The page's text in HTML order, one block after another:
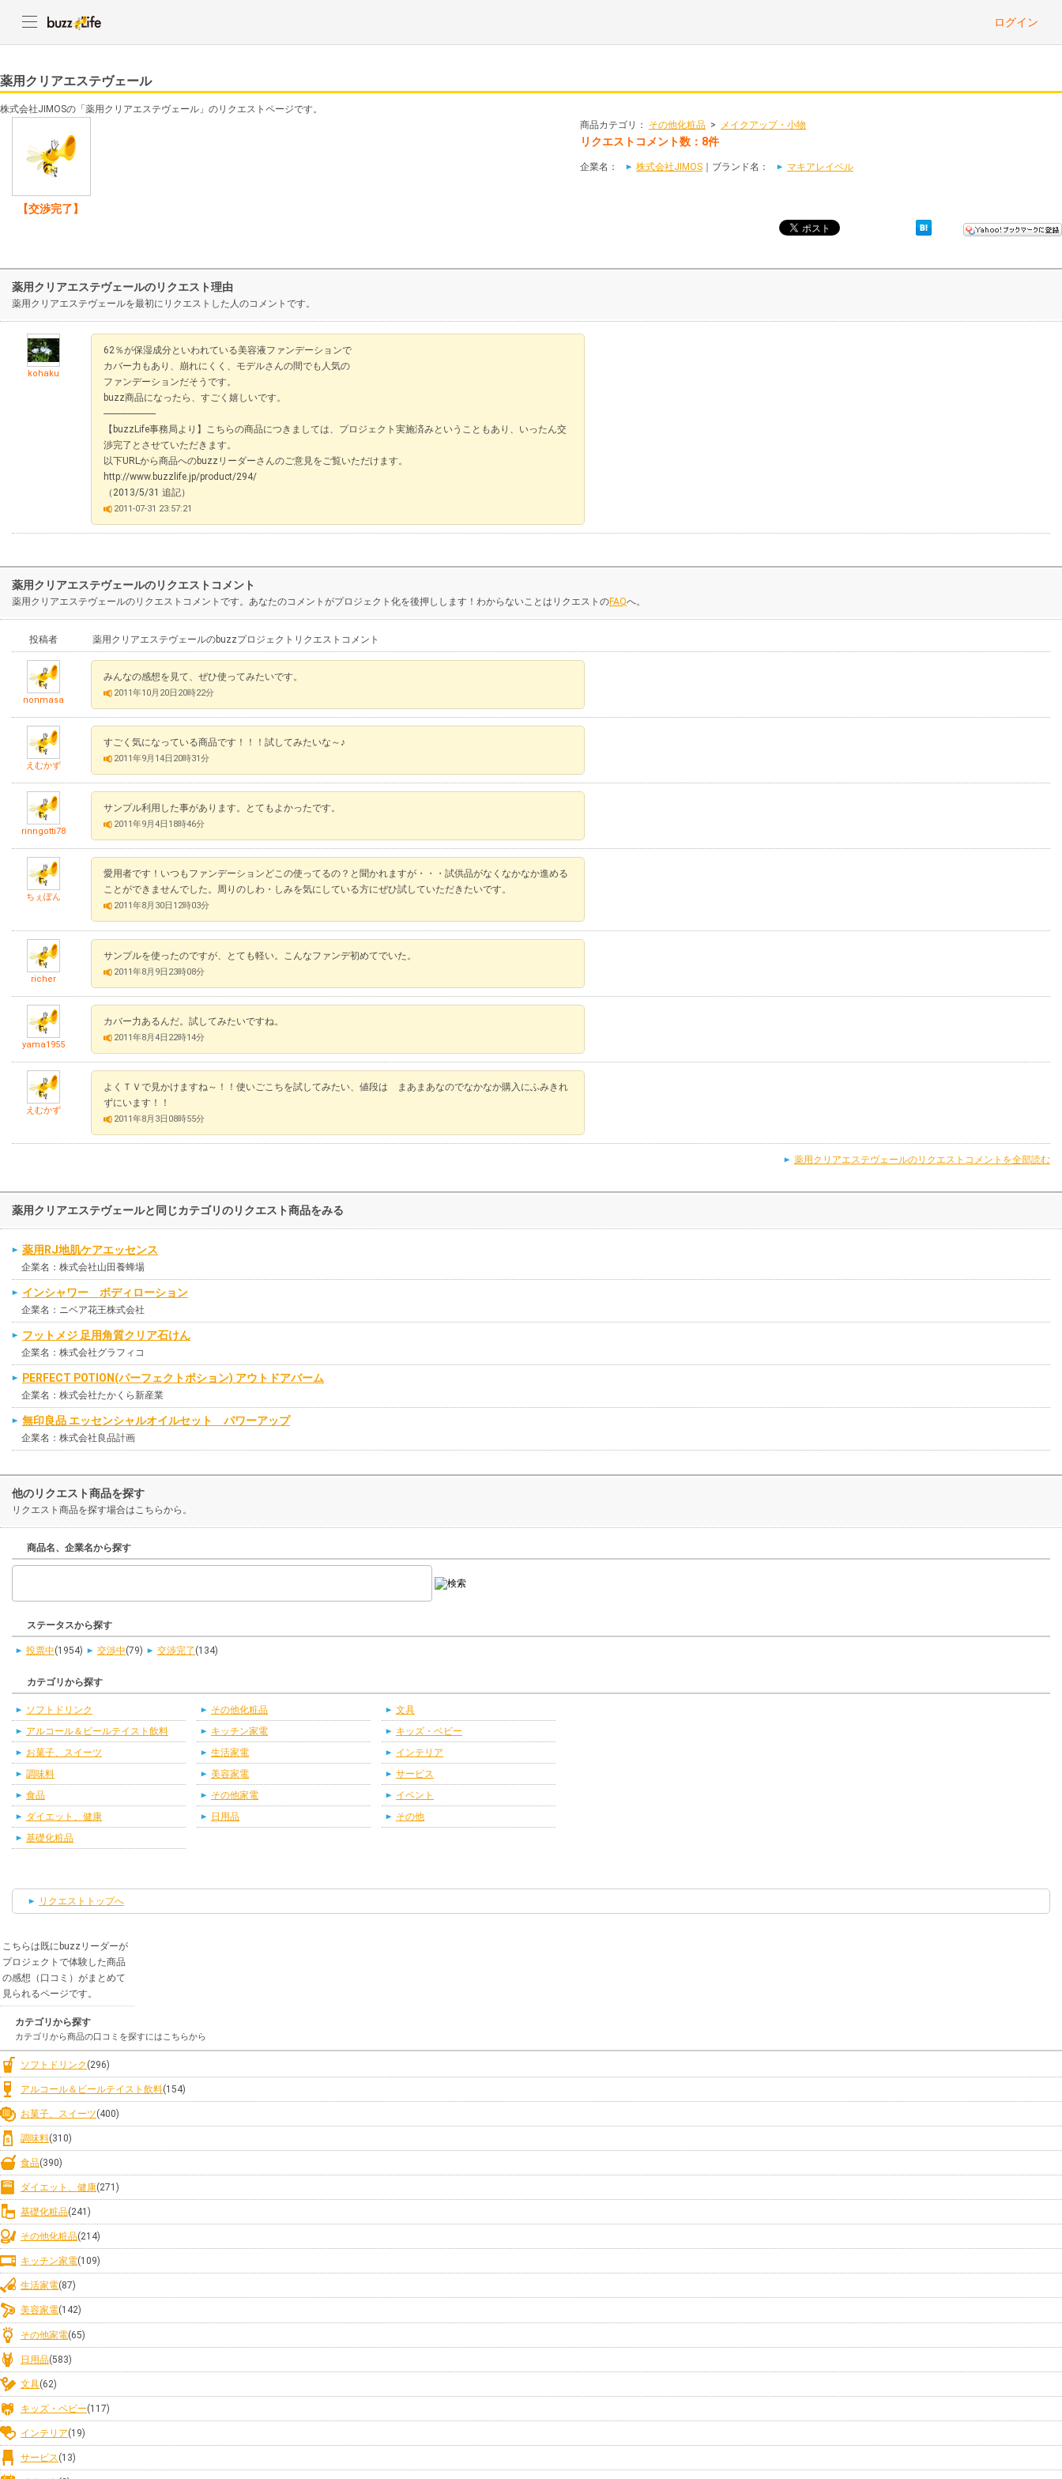
ログイン
薬用クリアエステヴェール
株式会社JIMOSの「薬用クリアエステヴェール」のリクエストページです。
【交渉完了】
商品カテゴリ： その他化粧品 > メイクアップ・小物
リクエストコメント数：8件
企業名： 株式会社JIMOS ｜ブランド名： マキアレイベル
薬用クリアエステヴェールのリクエスト理由
薬用クリアエステヴェールを最初にリクエストした人のコメントです。
kohaku
62％が保湿成分といわれている美容液ファンデーションで
カバー力もあり、崩れにくく、モデルさんの間でも人気の
ファンデーションだそうです。
buzz商品になったら、すごく嬉しいです。
----------------------
【buzzLife事務局より】こちらの商品につきましては、プロジェクト実施済みということもあり、いったん交
渉完了とさせていただきます。
以下URLから商品へのbuzzリーダーさんのご意見をご覧いただけます。
http://www.buzzlife.jp/product/294/
（2013/5/31 追記）
2011-07-31 23:57:21
薬用クリアエステヴェールのリクエストコメント
薬用クリアエステヴェールのリクエストコメントです。あなたのコメントがプロジェクト化を後押しします！わからないことはリクエストのFAQへ。
投稿者 薬用クリアエステヴェールのbuzzプロジェクトリクエストコメント
nonmasa
みんなの感想を見て、ぜひ使ってみたいです。
2011年10月20日20時22分
えむかず
すごく気になっている商品です！！！試してみたいな～♪
2011年9月14日20時31分
rinngotti78
サンプル利用した事があります。とてもよかったです。
2011年9月4日18時46分
ちぇぽん
愛用者です！いつもファンデーションどこの使ってるの？と聞かれますが・・・試供品がなくなかなか進める
ことができませんでした。周りのしわ・しみを気にしている方にぜひ試していただきたいです。
2011年8月30日12時03分
richer
サンプルを使ったのですが、とても軽い。こんなファンデ初めてでいた。
2011年8月9日23時08分
yama1955
カバー力あるんだ。試してみたいですね。
2011年8月4日22時14分
えむかず
よくＴＶで見かけますね～！！使いごこちを試してみたい、値段は まあまあなのでなかなか購入にふみきれ
ずにいます！！
2011年8月3日08時55分
薬用クリアエステヴェールのリクエストコメントを全部読む
薬用クリアエステヴェールと同じカテゴリのリクエスト商品をみる
薬用RJ地肌ケアエッセンス
企業名：株式会社山田養蜂場
インシャワー ボディローション
企業名：ニベア花王株式会社
フットメジ 足用角質クリア石けん
企業名：株式会社グラフィコ
PERFECT POTION(パーフェクトポション) アウトドアバーム
企業名：株式会社たかくら新産業
無印良品 エッセンシャルオイルセット パワーアップ
企業名：株式会社良品計画
他のリクエスト商品を探す
リクエスト商品を探す場合はこちらから。
商品名、企業名から探す
ステータスから探す
投票中(1954) 交渉中(79) 交渉完了 (134)
カテゴリから探す
ソフトドリンク
アルコール＆ビールテイスト飲料
お菓子、スイーツ
調味料
食品
ダイエット、健康
基礎化粧品
その他化粧品
キッチン家電
生活家電
美容家電
その他家電
日用品
文具
キッズ・ベビー
インテリア
サービス
イベント
その他
リクエストトップへ
こちらは既にbuzzリーダーが
プロジェクトで体験した商品
の感想（口コミ）がまとめて
見られるページです。
カテゴリから探す
カテゴリから商品の口コミを探すにはこちらから
ソフトドリンク (296)
アルコール＆ビールテイスト飲料(154)
お菓子、スイーツ(400)
調味料(310)
食品(390)
ダイエット、健康(271)
基礎化粧品(241)
その他化粧品(214)
キッチン家電(109)
生活家電(87)
美容家電(142)
その他家電(65)
日用品(583)
文具(62)
キッズ・ベビー(117)
インテリア(19)
サービス(13)